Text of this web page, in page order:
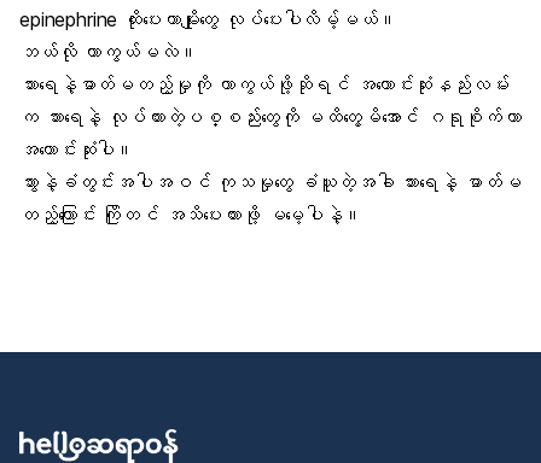
epinephrine ထိုးပေးတာမျိုးတွေ လုပ်ပေးပါလိမ့်မယ်။
ဘယ်လို ကာကွယ်မလဲ။
သားရေနဲ့ဓာတ်မတည့်မှုကို ကာကွယ်ဖို့ဆိုရင် အကောင်းဆုံးနည်းလမ်း
က သားရေနဲ့ လုပ်ထားတဲ့ပစ္စည်းတွေကို မထိတွေ့မိအောင် ဂရုစိုက်တာ
အကောင်းဆုံးပါ။
သွားနဲ့ခံတွင်း အပါအဝင် ကုသမှုတွေ ခံယူတဲ့အခါ သားရေနဲ့ ဓာတ်မ
တည့်ကြောင်း ကြိုတင် အသိပေးထားဖို့ မမေ့ပါနဲ့။